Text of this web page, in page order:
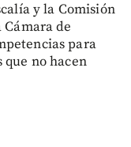
y la Comisión
de
para
no hacen